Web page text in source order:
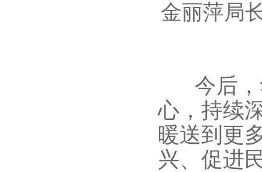
金丽萍局
今后，
心，持续
暖送到更
兴、促进